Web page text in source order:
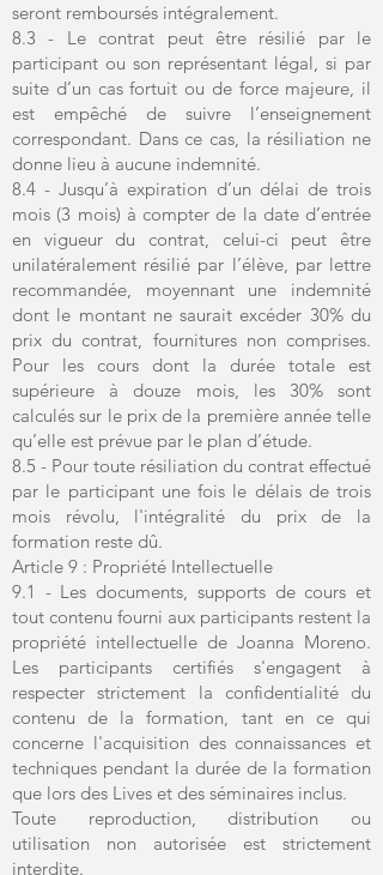
seront remboursés intégralement.
8.3 - Le contrat peut être résilié par le
participant ou son représentant légal, si par
suite d’un cas fortuit ou de force majeure, il
est empêché de suivre l’enseignement
correspondant. Dans ce cas, la résiliation ne
donne lieu à aucune indemnité.
8.4 - Jusqu’à expiration d’un délai de trois
mois (3 mois) à compter de la date d’entrée
en vigueur du contrat, celui-ci peut être
unilatéralement résilié par l’élève, par lettre
recommandée, moyennant une indemnité
dont le montant ne saurait excéder 30% du
prix du contrat, fournitures non comprises.
Pour les cours dont la durée totale est
supérieure à douze mois, les 30% sont
calculés sur le prix de la première année telle
qu’elle est prévue par le plan d’étude.
8.5 - Pour toute résiliation du contrat effectué
par le participant une fois le délais de trois
mois révolu, l'intégralité du prix de la
formation reste dû.
Article 9 : Propriété Intellectuelle
9.1 - Les documents, supports de cours et
tout contenu fourni aux participants restent la
propriété intellectuelle de Joanna Moreno.
Les participants certifiés s'engagent à
respecter strictement la confidentialité du
contenu de la formation, tant en ce qui
concerne l'acquisition des connaissances et
techniques pendant la durée de la formation
que lors des Lives et des séminaires inclus.
Toute reproduction, distribution ou
utilisation non autorisée est strictement
interdite.